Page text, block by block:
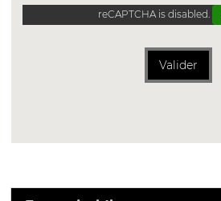
reCAPTCHA is disabled.
Valider